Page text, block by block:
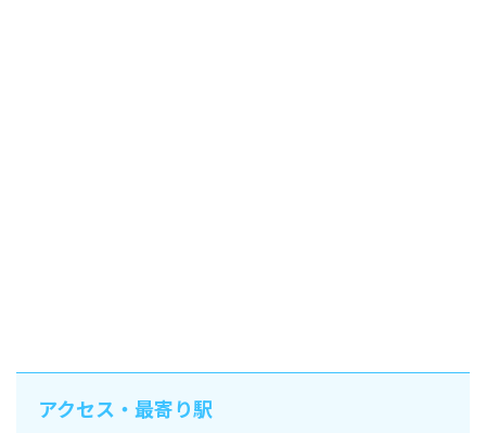
アクセス・最寄り駅